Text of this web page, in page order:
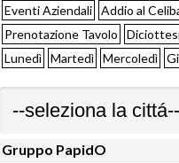
Eventi Aziendali Addio al
Prenotazione Tavolo
Lunedì Martedì Mercoledì
Gruppo PapidO